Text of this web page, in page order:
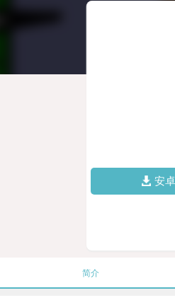
安
简介